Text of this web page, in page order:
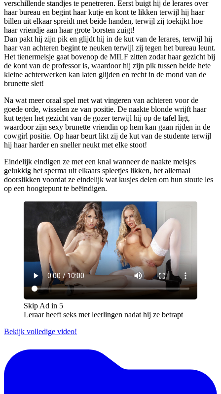
verschillende standjes te penetreren. Eerst buigt hij de lerares over
haar bureau en begint haar kutje en kont te likken terwijl hij haar
billen uit elkaar spreidt met beide handen, terwijl zij toekijkt hoe
haar vriendje aan haar grote borsten zuigt!
Dan pakt hij zijn pik en glijdt hij in de kut van de lerares, terwijl hij
haar van achteren begint te neuken terwijl zij tegen het bureau leunt.
Het tienermeisje gaat bovenop de MILF zitten zodat haar gezicht bij
de kont van de professor is, waardoor hij zijn pik tussen beide hete
kleine achterwerken kan laten glijden en recht in de mond van de
brunette slet!
Na wat meer oraal spel met wat vingeren van achteren voor de
goede orde, wisselen ze van positie. De naakte blonde wrijft haar
kut tegen het gezicht van de gozer terwijl hij op de tafel ligt,
waardoor zijn sexy brunette vriendin op hem kan gaan rijden in de
cowgirl positie. Op haar beurt likt zij de kut van de studente terwijl
hij haar harder en sneller neukt met elke stoot!
Eindelijk eindigen ze met een knal wanneer de naakte meisjes
gelukkig het sperma uit elkaars spleetjes likken, het allemaal
doorslikken voordat ze eindelijk wat kusjes delen om hun stoute les
op een hoogtepunt te beëindigen.
Skip Ad in 5
Leraar heeft seks met leerlingen nadat hij ze betrapt
Bekijk volledige video!